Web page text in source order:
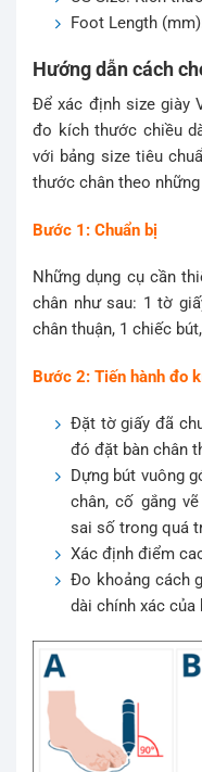
Foot Length
Hướng dẫn cách
Để xác định size giày
đo kích thước chiều
với bảng size tiêu
thước chân theo
Bước 1: Chuẩn bị
Những dụng cụ cần
chân như sau: 1 tờ
chân thuận, 1 chiếc
Bước 2: Tiến hành đo
Đặt tờ giấy đã
đó đặt bàn chân
Dựng bút vuông
chân, cố gắng
sai số trong quá
Xác định điểm
Đo khoảng cách
dài chính xác của